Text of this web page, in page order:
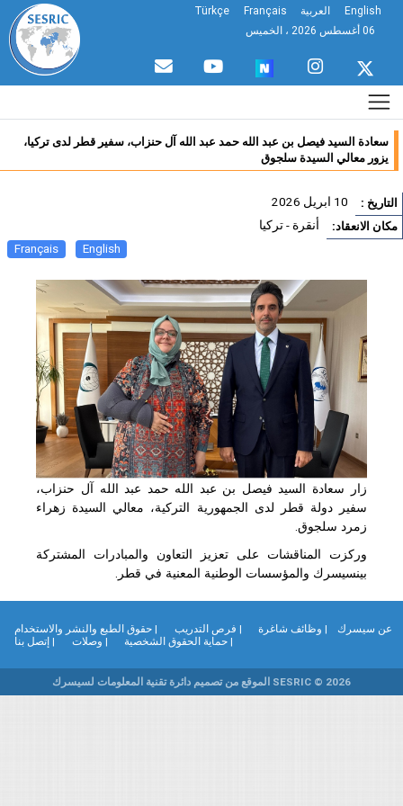
English العربية Français
Türkçe
سعادة السيد فيصل بن عبد الله حمد عبد الله آل حنزاب، سفير قطر لدى تركيا،
يزور معالي السيدة سلجوق
: 10 ابريل 2026
الانعقاد: أنقرة - تركيا
English
Français
زار سعادة السيد فيصل بن عبد الله حمد عبد الله آل حنزاب،
سفير دولة قطر لدى الجمهورية التركية، معالي السيدة زهراء
زمرد سلجوق.
وركزت المناقشات على تعزيز التعاون والمبادرات المشتركة
بينسيسرك والمؤسسات الوطنية المعنية في قطر.
سيسرك | وظائف شاغرة | فرص التدريب
| حقوق الطبع والنشر والاستخدام
| حماية الحقوق الشخصية
| وصلات | إتصل بنا
SESRIC © 2026 الموقع من تصميم دائرة تقنية المعلومات لسيسرك